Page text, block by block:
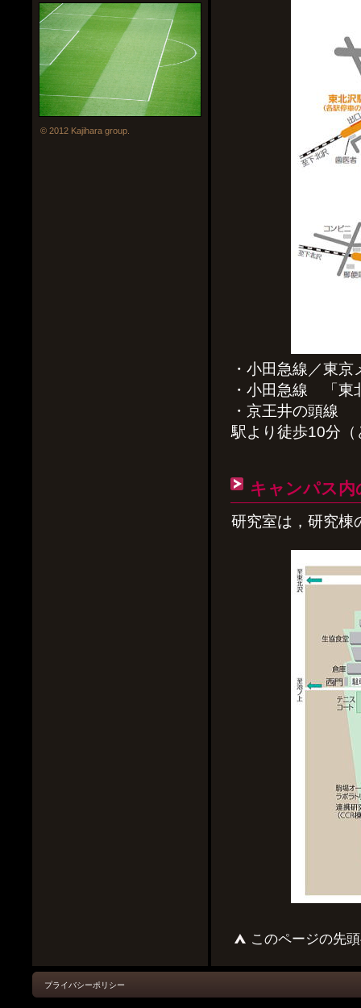
・小田急線／東
・小田急線 「東
・京王井の頭線
駅より徒歩10分
キャンパス内
研究室は，研究棟
このページの先
© 2012 Kajihara group.
プライバシーポリシー